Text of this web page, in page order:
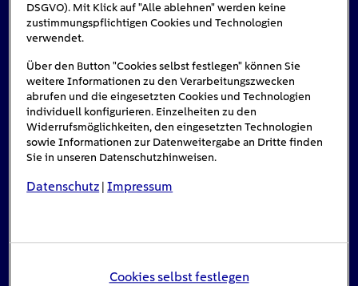
DSGVO). Mit Klick auf "Alle ablehnen" werden keine
zustimmungspflichtigen Cookies und Technologien
verwendet.
Über den Button "Cookies selbst festlegen" können Sie
weitere Informationen zu den Verarbeitungszwecken
abrufen und die eingesetzten Cookies und Technologien
individuell konfigurieren. Einzelheiten zu den
Widerrufsmöglichkeiten, den eingesetzten Technologien
sowie Informationen zur Datenweitergabe an Dritte finden
Sie in unseren Datenschutzhinweisen.
Datenschutz |Impressum
Cookies selbst festlegen